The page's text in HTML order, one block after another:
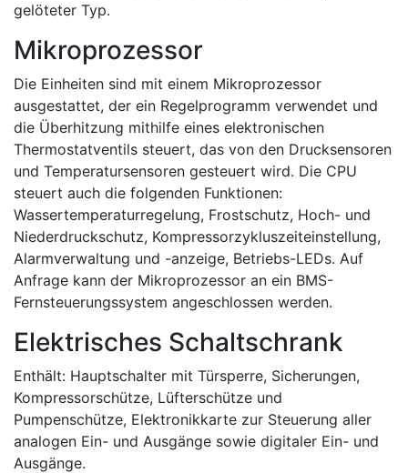
gelöteter Typ.
Mikroprozessor
Die Einheiten sind mit einem Mikroprozessor
ausgestattet, der ein Regelprogramm verwendet und
die Überhitzung mithilfe eines elektronischen
Thermostatventils steuert, das von den Drucksensoren
und Temperatursensoren gesteuert wird. Die CPU
steuert auch die folgenden Funktionen:
Wassertemperaturregelung, Frostschutz, Hoch- und
Niederdruckschutz, Kompressorzykluszeiteinstellung,
Alarmverwaltung und -anzeige, Betriebs-LEDs. Auf
Anfrage kann der Mikroprozessor an ein BMS-
Fernsteuerungssystem angeschlossen werden.
Elektrisches Schaltschrank
Enthält: Hauptschalter mit Türsperre, Sicherungen,
Kompressorschütze, Lüfterschütze und
Pumpenschütze, Elektronikkarte zur Steuerung aller
analogen Ein- und Ausgänge sowie digitaler Ein- und
Ausgänge.